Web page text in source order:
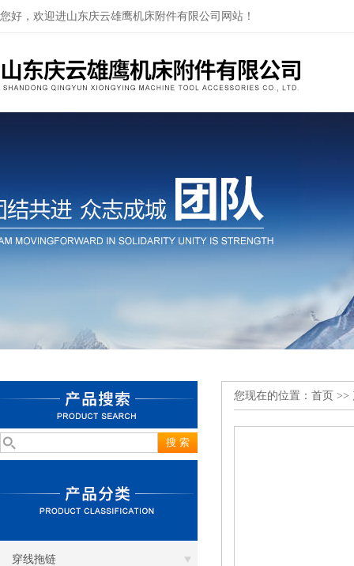
您好，欢迎进山东庆云雄鹰机床附件有限公司网站！
穿线拖链
您现在的位置： 首页 >>